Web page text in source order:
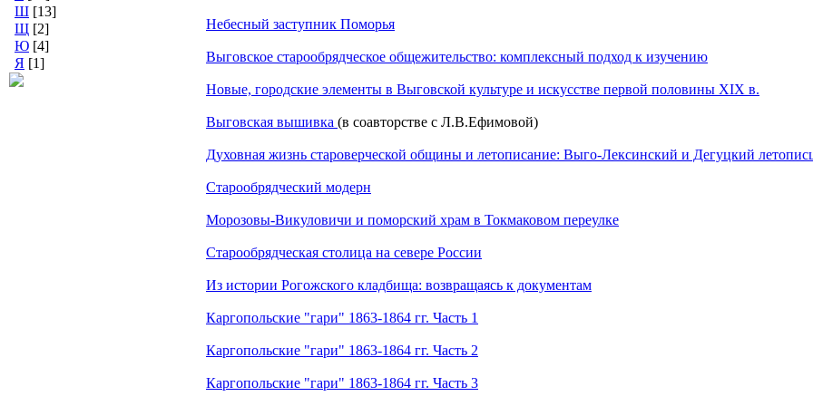
Ш [13]
Щ [2]
Ю [4]
Я [1]
Небесный заступник Поморья
Выговское старообрядческое общежительство: комплексный подход к изучению
Новые, городские элементы в Выговской культуре и искусстве первой половины XIX в.
Выговская вышивка (в соавторстве с Л.В.Ефимовой)
Духовная жизнь староверческой общины и летописание: Выго-Лексинский и Дегуцкий
Старообрядческий модерн
Морозовы-Викуловичи и поморский храм в Токмаковом переулке
Старообрядческая столица на севере России
Из истории Рогожского кладбища: возвращаясь к документам
Каргопольские "гари" 1863-1864 гг. Часть 1
Каргопольские "гари" 1863-1864 гг. Часть 2
Каргопольские "гари" 1863-1864 гг. Часть 3